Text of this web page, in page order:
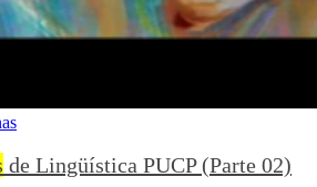
de Lingüística PUCP (Parte 02)